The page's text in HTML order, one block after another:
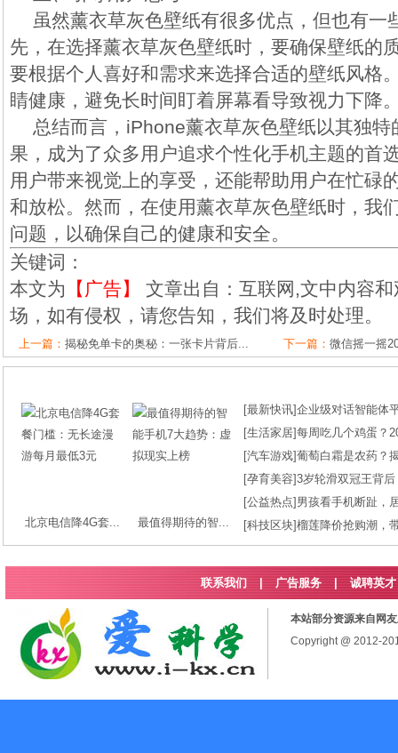
虽然薰衣草灰色壁纸有很多优点，但也有一
先，在选择薰衣草灰色壁纸时，要确保壁纸的
要根据个人喜好和需求来选择合适的壁纸风格
睛健康，避免长时间盯着屏幕看导致视力下降
总结而言，iPhone薰衣草灰色壁纸以其独
果，成为了众多用户追求个性化手机主题的首
用户带来视觉上的享受，还能帮助用户在忙碌
和放松。然而，在使用薰衣草灰色壁纸时，我
问题，以确保自己的健康和安全。
关键词：
本文为 【广告】
文章出自：互联网,文中内容
场，如有侵权，请您告知，我们将及时处理。
上一篇： 揭秘免单卡的奥秘：一张卡片背后... 下一篇： 微信摇一摇
北京电信降4G套... 最值得期待的智...
[最新快讯]企业级对话智能体
[生活家居]每周吃几个鸡蛋？
[汽车游戏]葡萄白霜是农药？
[孕育美容]3岁轮滑双冠王背
[公益热点] 男孩看手机断趾，
[科技区块]榴莲降价抢购潮，
联系我们 广告服务 | 诚聘英才
本站部分资源来自网
Copyright @ 2012-